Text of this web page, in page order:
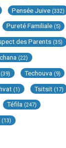
Pensée Juive (332)
Pureté Familiale (5)
des Parents (35)
(22)
(39) Techouva (9)
(1) Tsitsit (17)
Téfila (247)
(13)